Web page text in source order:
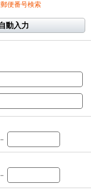
郵便番号検索
動入力
－
－